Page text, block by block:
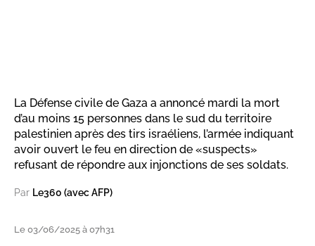
La Défense civile de Gaza a annoncé mardi la mort
d’au moins 15 personnes dans le sud du territoire
palestinien après des tirs israéliens, l’armée indiquant
avoir ouvert le feu en direction de «suspects»
refusant de répondre aux injonctions de ses soldats.
Par Le360 (avec AFP)
Le 03/06/2025 à 07h31